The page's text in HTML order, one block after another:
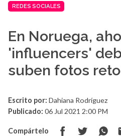
REDES SOCIALES
En Noruega,
'influencers'
suben fotos
Escrito por: Dahiana Rodríguez
Publicado: 06 Jul 2021 2:00 PM
Compártelo